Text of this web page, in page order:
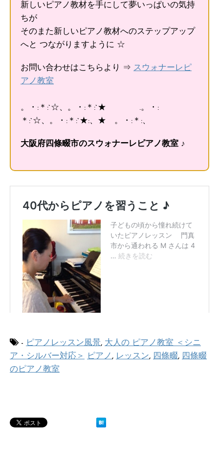
新しいピアノ教材を手にして夢いっぱいの気持
ちが
そのまた新しいピアノ教材へのステップアップ
へと つながりますように ☆
お問い合わせはこちらより ⇒ スウォナーレピ
アノ教室
。・:＊:`☆、。・:＊:`★ .。・:
＊:`☆、。・:＊:`★:、★ 。・:＊:、
大阪府四條畷市のスウォナーレピアノ教室 ♪
- ピアノレッスン風景, 大人の ピアノ教室 ＜シニ
ア・シルバー対応＞
ピアノ , レッスン, 四條畷, 四條畷
のピアノ教室